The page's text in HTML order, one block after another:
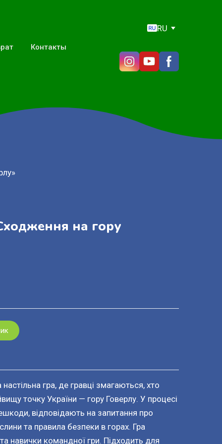
Контакты
RU
на гору
гра, де гравці змагаються, хто
точку України — гору Говерлу. У процесі
відповідають на запитання про
та правила безпеки в горах. Гра
навички командної гри. Підходить для